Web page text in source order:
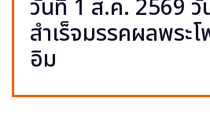
วันที่ 1 ส.ค. 2569 วั
สำเร็จมรรคผลพระ
อิม